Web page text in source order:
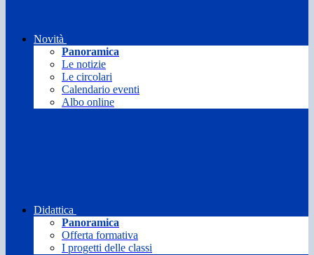
Novità
Panoramica
Le notizie
Le circolari
Calendario eventi
Albo online
Didattica
Panoramica
Offerta formativa
I progetti delle classi